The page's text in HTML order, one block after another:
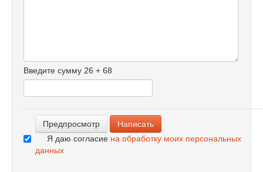
-
-
-
Введите сумму 26 + 68
Я даю согласие на обработку моих персональных
данных